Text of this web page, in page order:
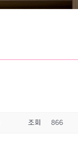
조회 866